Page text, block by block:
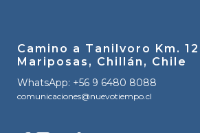
Camino a Tanilvoro Km.
Mariposas, Chillán, Chile
WhatsApp: +56 9 6480 8088
comunicaciones@nuevotiempo.cl